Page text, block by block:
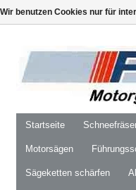
Startseite
Motorsägen
Sägeketten schärfen
Wir benutzen Cookies nur für